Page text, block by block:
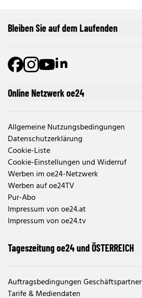
Online Netzwerk oe24
Allgemeine Nutzungsbedingungen
Datenschutzerklärung
Cookie-Liste
Cookie-Einstellungen und Widerruf
Werben im oe24-Netzwerk
Werben auf oe24TV
Pur-Abo
Impressum von oe24.at
Impressum von oe24.tv
Tageszeitung oe24 und ÖSTERREICH
Auftragsbedingungen Geschäftspartner
Tarife & Mediendaten
Bleiben Sie auf dem Laufenden